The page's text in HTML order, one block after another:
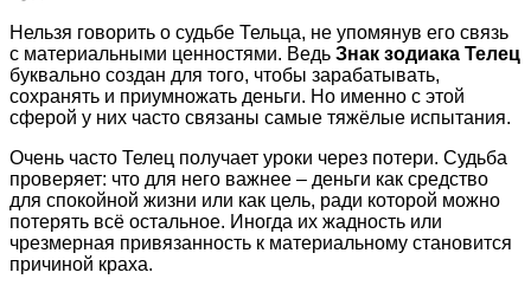
Нельзя говорить о судьбе Тельца, не упомянув его связь
с материальными ценностями. Ведь Знак зодиака Телец
буквально создан для того, чтобы зарабатывать,
сохранять и приумножать деньги. Но именно с этой
сферой у них часто связаны самые тяжёлые испытания.
Очень часто Телец получает уроки через потери. Судьба
проверяет: что для него важнее – деньги как средство
для спокойной жизни или как цель, ради которой можно
потерять всё остальное. Иногда их жадность или
чрезмерная привязанность к материальному становится
причиной краха.